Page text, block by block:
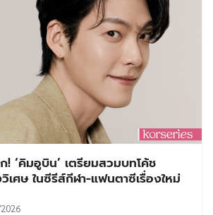
‘คิมอูบิน’ เตรียมสวมบทโค้ช
ศษ ในซีรีส์กีฬา-แฟนตาซีเรื่องใหม่